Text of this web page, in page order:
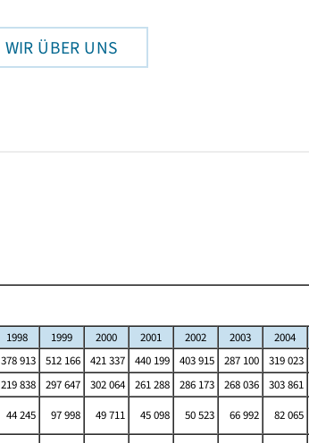
WIR ÜBER UNS
1998 1999 2000 2001 2002 2003
2004
378 913 512 166 421 337 440 199 403 915 287 100
319 023
219 838 297 647 302 064 261 288 286 173 268 036
303 861
44 245 97 998 49 711 45 098 50 523 66 992
82 065